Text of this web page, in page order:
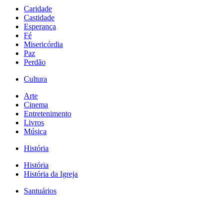
Caridade
Castidade
Esperança
Fé
Misericórdia
Paz
Perdão
Cultura
Arte
Cinema
Entretenimento
Livros
Música
História
História
História da Igreja
Santuários